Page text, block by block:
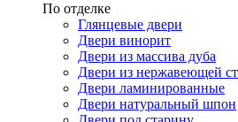
По отделке
Глянцевые двери
Двери винорит
Двери из массива дуба
Двери из нержавеющей
Двери ламинированные
Двери натуральный шпон